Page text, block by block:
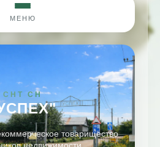
МЕНЮ
СНТ СН
товарищество
недвижимости.